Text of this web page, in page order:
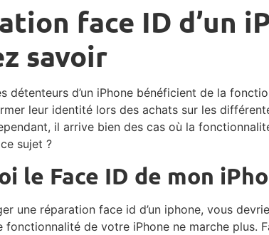
face ID d’un
savoir
détenteurs d’un iPhone bénéficient de la
leur identité lors des achats sur les
il arrive bien des cas où la
sujet ?
le Face ID de mon
une réparation face id d’un iphone, vous
fonctionnalité de votre iPhone ne marche plus.